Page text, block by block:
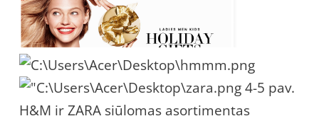
4-5 pav.
H&M ir ZARA siūlomas asortimentas